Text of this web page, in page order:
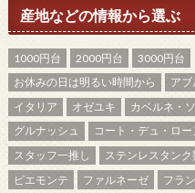
産地などの情報から選ぶ
1000円台 2000円台 3000円台
お休みの日は明るい時間から
アブ
イタリア
オゼユキ カベルネ・
グルナッシュ
コート・デュ・ロー
スタッフ一推し
ステンレスタンク
ピエモンテ
ファルネーゼ フラ